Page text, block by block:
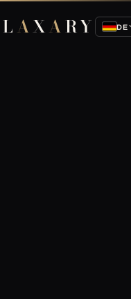
LAXARY DE